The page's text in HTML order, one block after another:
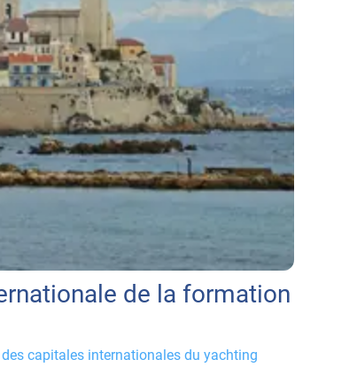
de la formation
capitales internationales du yachting